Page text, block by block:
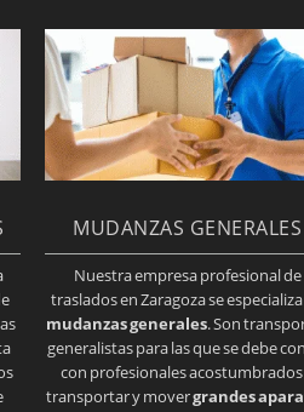
MUDANZAS GENERALES
Nuestra empresa profesional de
traslados en Zaragoza se
mudanzas generales. Son
generalistas para las que se debe
con profesionales acostumbrados
transportar y movergrandes